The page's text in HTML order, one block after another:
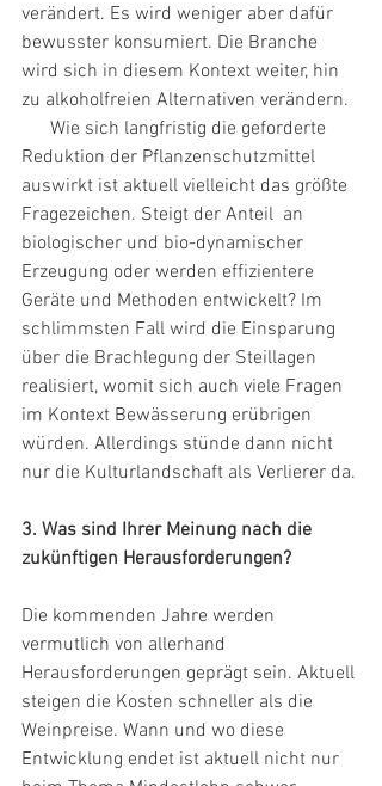
verändert. Es wird weniger aber dafür
bewusster konsumiert. Die Branche
wird sich in diesem Kontext weiter, hin
zu alkoholfreien Alternativen verändern.
Reduktion der Pflanzenschutzmittel
auswirkt ist aktuell vielleicht das größte
Fragezeichen. Steigt der Anteil  an
biologischer und bio-dynamischer
Erzeugung oder werden effizientere
Geräte und Methoden entwickelt? Im
schlimmsten Fall wird die Einsparung
über die Brachlegung der Steillagen
realisiert, womit sich auch viele Fragen
im Kontext Bewässerung erübrigen
würden. Allerdings stünde dann nicht
nur die Kulturlandschaft als Verlierer da.
3. Was sind Ihrer Meinung nach die
zukünftigen Herausforderungen?
Die kommenden Jahre werden
vermutlich von allerhand
Herausforderungen geprägt sein. Aktuell
steigen die Kosten schneller als die
Weinpreise. Wann und wo diese
Entwicklung endet ist aktuell nicht nur